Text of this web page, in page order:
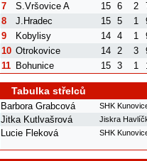
7
S.Vršovice A 15 6 2
8
J.Hradec 15 5 1
9
Kobylisy 14 4 1
10 Otrokovice 14 2 3
11 Bohunice 15 3 1
Tabulka střelců
Barbora Grabcová SHK
Jitka Kutlvašrová
Jiskra
Lucie Fleková
SHK